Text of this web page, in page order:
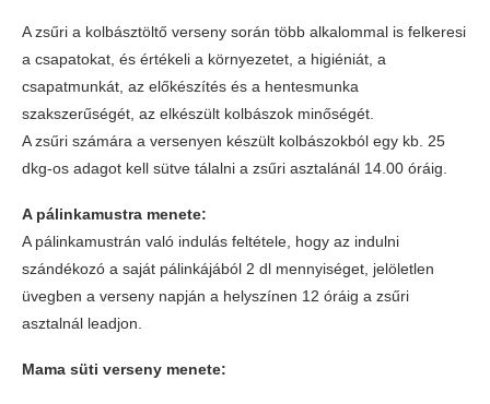
A zsűri a kolbásztöltő verseny során több alkalommal is felkeresi
a csapatokat, és értékeli a környezetet, a higiéniát, a
csapatmunkát, az előkészítés és a hentesmunka
szakszerűségét, az elkészült kolbászok minőségét.
A zsűri számára a versenyen készült kolbászokból egy kb. 25
dkg-os adagot kell sütve tálalni a zsűri asztalánál 14.00 óráig.
A pálinkamustra menete:
A pálinkamustrán való indulás feltétele, hogy az indulni
szándékozó a saját pálinkájából 2 dl mennyiséget, jelöletlen
üvegben a verseny napján a helyszínen 12 óráig a zsűri
asztalnál leadjon.
Mama süti verseny menete: